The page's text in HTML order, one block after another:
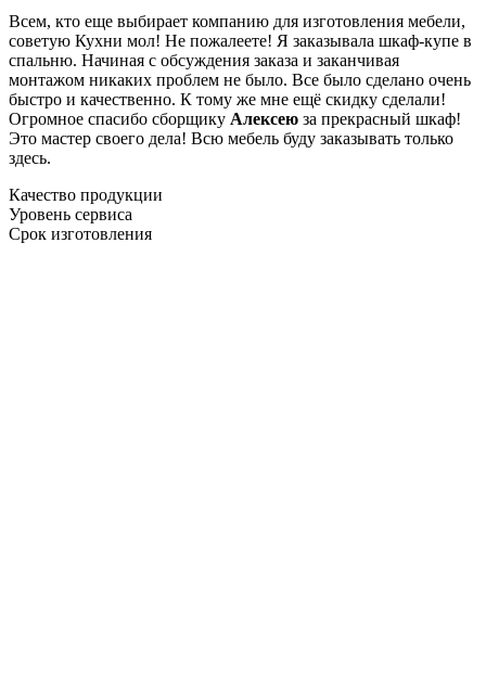
Всем, кто еще выбирает компанию для изготовления мебели,
советую Кухни мол! Не пожалеете! Я заказывала шкаф-купе в
спальню. Начиная с обсуждения заказа и заканчивая
монтажом никаких проблем не было. Все было сделано очень
быстро и качественно. К тому же мне ещё скидку сделали!
Огромное спасибо сборщику Алексею за прекрасный шкаф!
Это мастер своего дела! Всю мебель буду заказывать только
здесь.
Качество продукции
Уровень сервиса
Срок изготовления